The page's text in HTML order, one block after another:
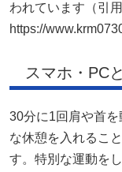
われています（引用
https://
スマホ・PC
30分に1回肩や首
な休憩を入れるこ
す。特別な運動を